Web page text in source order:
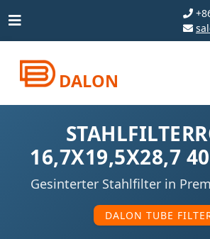
DALON
16,7X19,5X28,7
Gesinterter Stahlfilter in
DALON TUBE